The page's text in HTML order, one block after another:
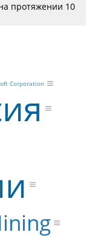
протяжении 10
Corporation